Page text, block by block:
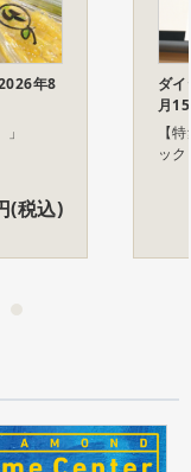
年8
(税込)
ダ
月
【
ッ